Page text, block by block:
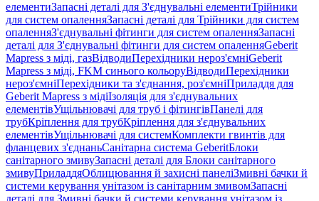
елементиЗапасні деталі для З'єднувальні елементиТрійники
для систем опаленняЗапасні деталі для Трійники для систем
опаленняЗ'єднувальні фітинги для систем опаленняЗапасні
деталі для З'єднувальні фітинги для систем опаленняGeberit
Mapress з міді, газВідводиПерехідники нероз'ємніGeberit
Mapress з міді, FKM синього кольоруВідводиПерехідники
нероз'ємніПерехідники та з'єднання, роз'ємніПриладдя для
Geberit Mapress з мідіІзоляція для з'єднувальних
елементівУщільнювачі для труб і фітингівПанелі для
трубКріплення для трубКріплення для з'єднувальних
елементівУщільнювачі для системКомплекти гвинтів для
фланцевих з'єднаньСанітарна система GeberitБлоки
санітарного змивуЗапасні деталі для Блоки санітарного
змивуПриладдяОблицювання й захисні панеліЗмивні бачки й
системи керування унітазом із санітарним змивомЗапасні
деталі для Змивні бачки й системи керування унітазом із